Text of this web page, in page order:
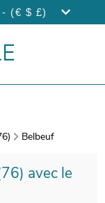
(€ $ £)
Belbeuf
avec le